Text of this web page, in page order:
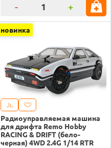
- +
новинка
Радиоуправляемая машина
для дрифта Remo Hobby
RACING & DRIFT (бело-
черная) 4WD 2.4G 1/14 RTR